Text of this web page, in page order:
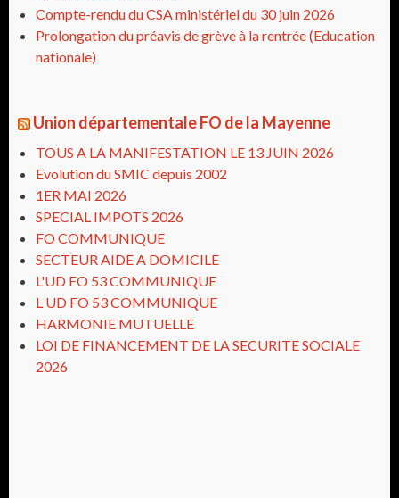
Compte-rendu du CSA ministériel du 30 juin 2026
Prolongation du préavis de grève à la rentrée (Education
nationale)
Union départementale FO de la Mayenne
TOUS A LA MANIFESTATION LE 13 JUIN 2026
Evolution du SMIC depuis 2002
1ER MAI 2026
SPECIAL IMPOTS 2026
FO COMMUNIQUE
SECTEUR AIDE A DOMICILE
L'UD FO 53 COMMUNIQUE
L UD FO 53 COMMUNIQUE
HARMONIE MUTUELLE
LOI DE FINANCEMENT DE LA SECURITE SOCIALE
2026